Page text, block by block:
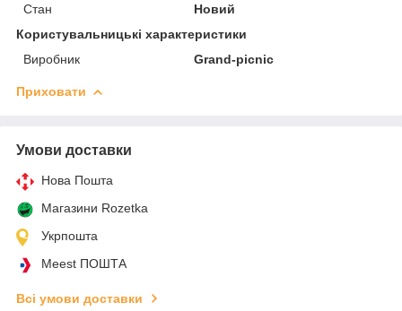
Стан
Новий
Користувальницькі характеристики
Виробник
Grand-picnic
Приховати
Умови доставки
Нова Пошта
Магазини Rozetka
Укрпошта
Meest ПОШТА
Всі умови доставки